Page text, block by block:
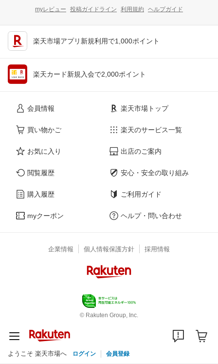
myレビュー 投稿ガイドライン 利用規約 ヘルプガイド
楽天市場アプリ新規利用で1,000ポイント
楽天カード新規入会で2,000ポイント
会員情報
買い物かご
お気に入り
閲覧履歴
購入履歴
myクーポン
楽天市場トップ
楽天のサービス一覧
出店のご案内
安心・安全の取り組み
ご利用ガイド
ヘルプ・問い合わせ
企業情報 個人情報保護方針 採用情報
© Rakuten Group, Inc.
ようこそ 楽天市場へ ログイン 会員登録